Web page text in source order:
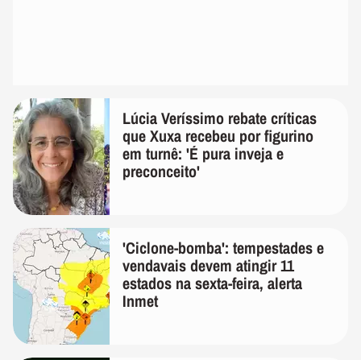
Lúcia Veríssimo rebate críticas
que Xuxa recebeu por figurino
em turnê: 'É pura inveja e
preconceito'
'Ciclone-bomba': tempestades e
vendavais devem atingir 11
estados na sexta-feira, alerta
Inmet